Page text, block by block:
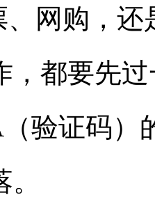
、网购，
，都要先
验证码